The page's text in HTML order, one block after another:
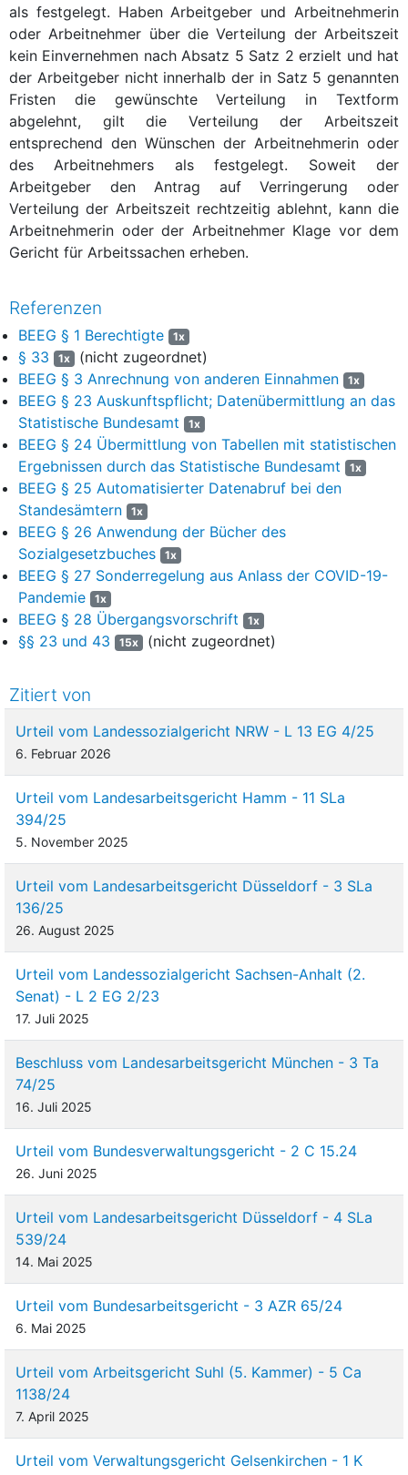
als festgelegt. Haben Arbeitgeber und Arbeitnehmerin
oder Arbeitnehmer über die Verteilung der Arbeitszeit
kein Einvernehmen nach Absatz 5 Satz 2 erzielt und hat
der Arbeitgeber nicht innerhalb der in Satz 5 genannten
Fristen die gewünschte Verteilung in Textform
abgelehnt, gilt die Verteilung der Arbeitszeit
entsprechend den Wünschen der Arbeitnehmerin oder
des Arbeitnehmers als festgelegt. Soweit der
Arbeitgeber den Antrag auf Verringerung oder
Verteilung der Arbeitszeit rechtzeitig ablehnt, kann die
Arbeitnehmerin oder der Arbeitnehmer Klage vor dem
Gericht für Arbeitssachen erheben.
Referenzen
BEEG § 1 Berechtigte 1x
§ 33 1x (nicht zugeordnet)
BEEG § 3 Anrechnung von anderen Einnahmen
1x
BEEG § 23 Auskunftspflicht; Datenübermittlung an das
Statistische Bundesamt
1x
BEEG § 24 Übermittlung von Tabellen mit statistischen
Ergebnissen durch das Statistische Bundesamt
1x
BEEG § 25 Automatisierter Datenabruf bei den
Standesämtern
1x
BEEG § 26 Anwendung der Bücher des
Sozialgesetzbuches
1x
BEEG § 27 Sonderregelung aus Anlass der COVID-19-
Pandemie
1x
BEEG § 28 Übergangsvorschrift 1x
§§ 23 und 43 15x (nicht zugeordnet)
Zitiert von
Urteil vom Landessozialgericht NRW - L 13 EG 4/25
6. Februar 2026
Urteil vom Landesarbeitsgericht Hamm - 11 SLa
394/25
5. November 2025
Urteil vom Landesarbeitsgericht Düsseldorf - 3 SLa
136/25
26. August 2025
Urteil vom Landessozialgericht Sachsen-Anhalt (2.
Senat) - L 2 EG 2/23
17. Juli 2025
Beschluss vom Landesarbeitsgericht München - 3 Ta
74/25
16. Juli 2025
Urteil vom Bundesverwaltungsgericht - 2 C 15.24
26. Juni 2025
Urteil vom Landesarbeitsgericht Düsseldorf - 4 SLa
539/24
14. Mai 2025
Urteil vom Bundesarbeitsgericht - 3 AZR 65/24
6. Mai 2025
Urteil vom Arbeitsgericht Suhl (5. Kammer) - 5 Ca
1138/24
7. April 2025
Urteil vom Verwaltungsgericht Gelsenkirchen - 1 K